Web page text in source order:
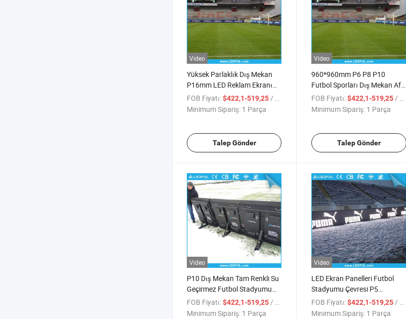
Video
Yüksek Parlaklık Dış Mekan
P16mm LED Reklam Ekranı
Spor Çit Stadyum LED
Gösterim Ekranı
FOB Fiyatı:$422,1-519,25/ Parça
Minimum Sipariş: 1 Parça
Talep Gönder
Video
960*960mm P6 P8 P10
Futbol Sporları Dış Mekan Afiş
Panoları Ekran Paneli
Stadyum LED Ekranı
FOB Fiyatı: $422,1-519,25 / Parça
Minimum Sipariş: 1 Parça
Talep Gönder
Video
P10 Dış Mekan Tam Renkli Su
Geçirmez Futbol Stadyumu
Çevresi LED Ekran Gösterimi
FOB Fiyatı:$422,1-519,25/ Parça
Minimum Sipariş: 1 Parça
Video
LED Ekran Panelleri Futbol
Stadyumu Çevresi P5
960mm*960mm Dış Mekan
Reklam LED Ekran Gösterimi
FOB Fiyatı: $422,1-519,25/ Parça
Minimum Sipariş: 1 Parça